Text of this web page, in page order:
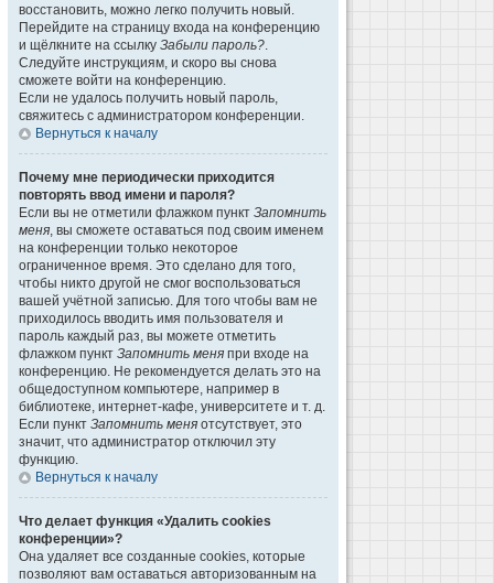
восстановить, можно легко получить новый.
Перейдите на страницу входа на конференцию
и щёлкните на ссылку Забыли пароль?.
Следуйте инструкциям, и скоро вы снова
сможете войти на конференцию.
Если не удалось получить новый пароль,
свяжитесь с администратором конференции.
Вернуться к началу
Почему мне периодически приходится
повторять ввод имени и пароля?
Если вы не отметили флажком пункт Запомнить
меня, вы сможете оставаться под своим именем
на конференции только некоторое
ограниченное время. Это сделано для того,
чтобы никто другой не смог воспользоваться
вашей учётной записью. Для того чтобы вам не
приходилось вводить имя пользователя и
пароль каждый раз, вы можете отметить
флажком пункт Запомнить меня при входе на
конференцию. Не рекомендуется делать это на
общедоступном компьютере, например в
библиотеке, интернет-кафе, университете и т. д.
Если пункт Запомнить меня отсутствует, это
значит, что администратор отключил эту
функцию.
Вернуться к началу
Что делает функция «Удалить cookies
конференции»?
Она удаляет все созданные cookies, которые
позволяют вам оставаться авторизованным на